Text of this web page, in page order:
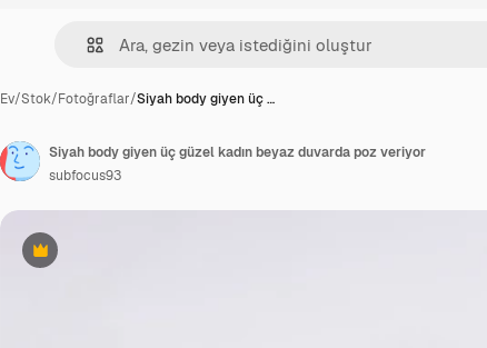
Ev/Stok/Fotoğraflar/Siyah body giyen üç …
Premium
Siyah body giyen üç güzel kadın beyaz duvarda poz veriyor
subfocus93